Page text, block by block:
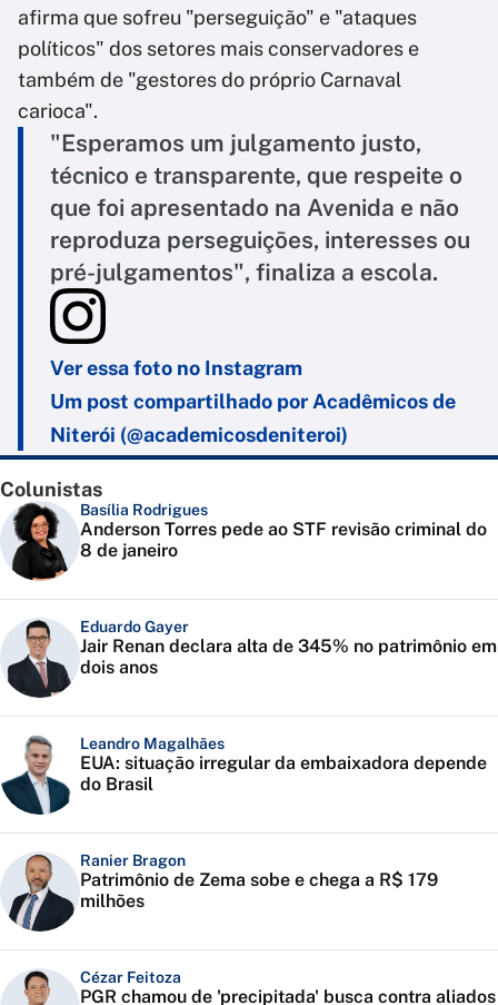
afirma que sofreu "perseguição" e "ataques
políticos" dos setores mais conservadores e
também de "gestores do próprio Carnaval
carioca".
"Esperamos um julgamento justo,
técnico e transparente, que respeite o
que foi apresentado na Avenida e não
reproduza perseguições, interesses ou
pré-julgamentos", finaliza a escola.
Ver essa foto no Instagram
Um post compartilhado por Acadêmicos de
Niterói (@academicosdeniteroi)
Colunistas
Basília Rodrigues
Anderson Torres pede ao STF revisão criminal do
8 de janeiro
Eduardo Gayer
Jair Renan declara alta de 345% no patrimônio em
dois anos
Leandro Magalhães
EUA: situação irregular da embaixadora depende
do Brasil
Ranier Bragon
Patrimônio de Zema sobe e chega a R$ 179
milhões
Cézar Feitoza
PGR chamou de 'precipitada' busca contra aliados